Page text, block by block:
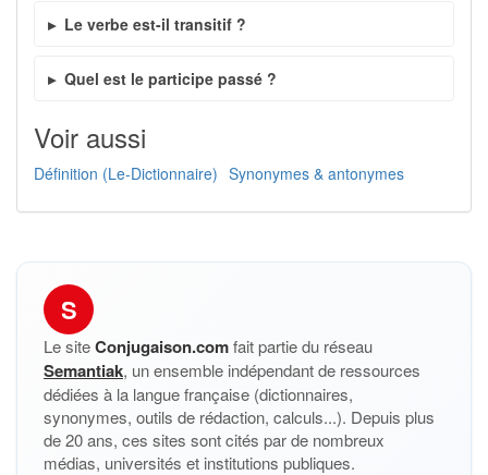
Le verbe est-il transitif ?
Quel est le participe passé ?
Voir aussi
Définition (Le-Dictionnaire) Synonymes & antonymes
S
Le siteConjugaison.comfait partie du réseau
Semantiak, un ensemble indépendant de ressources
dédiées à la langue française (dictionnaires,
synonymes, outils de rédaction, calculs...). Depuis plus
de 20 ans, ces sites sont cités par de nombreux
médias, universités et institutions publiques.